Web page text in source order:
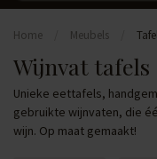
Home Meubels
Wijnvat tafels
Unieke eettafels,
gebruikte wijnvaten, die
wijn. Op maat gemaakt!